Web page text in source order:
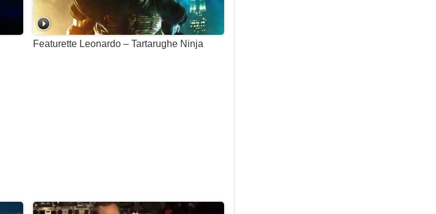
Featurette Leonardo – Tartarughe Ninja